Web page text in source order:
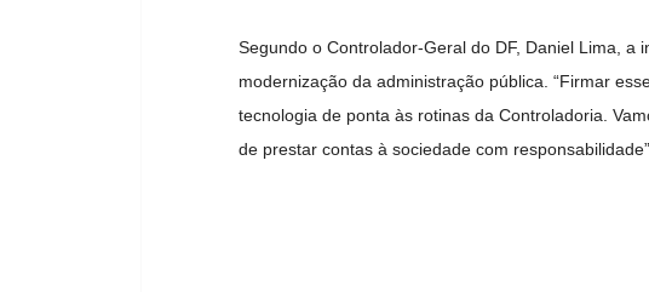
Segundo o Controlador-Geral do DF, Daniel Lima, a
modernização da administração pública. “Firmar
tecnologia de ponta às rotinas da Controladoria.
de prestar contas à sociedade com